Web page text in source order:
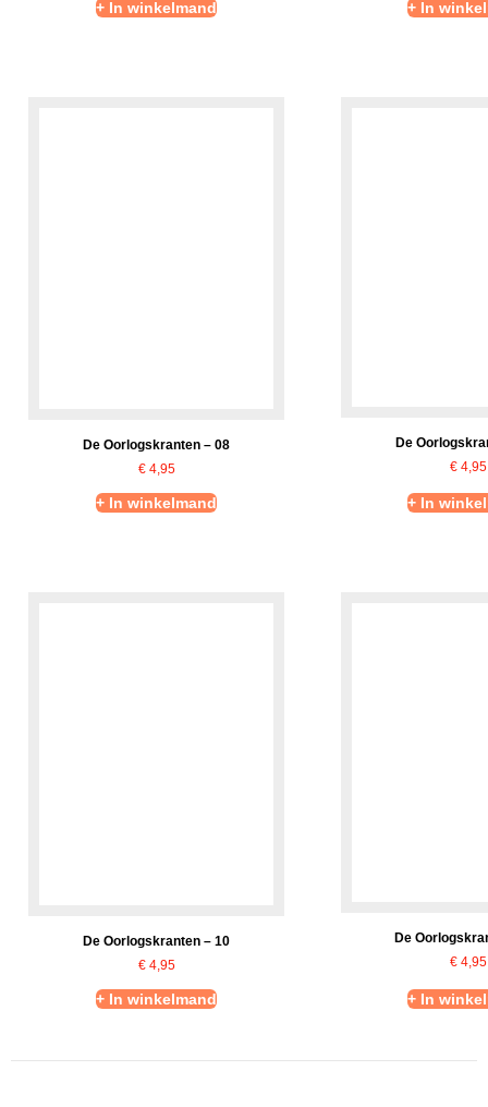
+ In winkelmand + In
De Oorlogskranten – 08
€4,95
+ In winkelmand
De
€4,95
+ In
De Oorlogskranten – 10
€4,95
+ In winkelmand
De
€4,95
+ In